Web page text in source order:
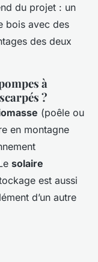
du projet : un
bois avec des
des deux
à
?
(poêle ou
en montagne
solaire
est aussi
d’un autre